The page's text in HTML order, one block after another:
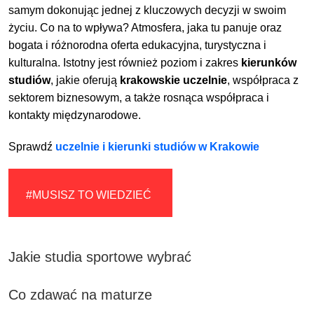
samym dokonując jednej z kluczowych decyzji w swoim
życiu. Co na to wpływa? Atmosfera, jaka tu panuje oraz
bogata i różnorodna oferta edukacyjna, turystyczna i
kulturalna. Istotny jest również poziom i zakres kierunków
studiów, jakie oferują krakowskie uczelnie, współpraca z
sektorem biznesowym, a także rosnąca współpraca i
kontakty międzynarodowe.
Sprawdź uczelnie i kierunki studiów w Krakowie
#MUSISZ TO WIEDZIEĆ
Jakie studia sportowe wybrać
Co zdawać na maturze